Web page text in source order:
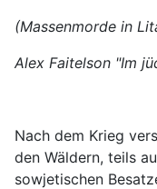
(Massenmorde in
Alex Faitelson "Im
Nach dem Krieg
den Wäldern, teils
sowjetischen